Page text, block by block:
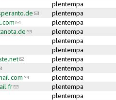
e-mail)
plentempa
(link sends e-mail)
plentempa
(link sends e-mail)plentempa
(link sends e-mail)
plentempa
plentempa
plentempa
(link sends e-mail)
plentempa
sends e-mail)
plentempa
(link sends e-mail)
plentempa
(link sends e-mail)plentempa
e-mail)
plentempa